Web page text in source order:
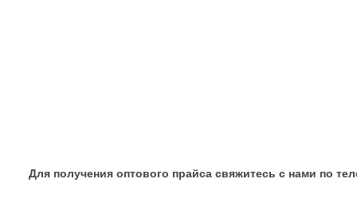
Для получения оптового прайса свяжитесь с нами по